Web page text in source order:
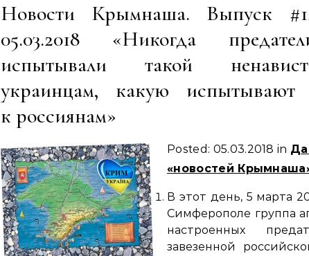
Новости Крымнаша. Выпуск
05.03.2018 «Никогда
испытывали такой
украинцам, какую испытывают
к россиянам»
Posted: 05.03.2018 in
«новостей
В этот день, 5 марта
Симферополе группа
настроенных
завезенной